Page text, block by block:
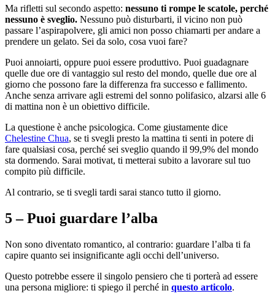
Ma rifletti sul secondo aspetto: nessuno ti rompe le scatole, perché
nessuno è sveglio. Nessuno può disturbarti, il vicino non può
passare l’aspirapolvere, gli amici non posso chiamarti per andare a
prendere un gelato. Sei da solo, cosa vuoi fare?
Puoi annoiarti, oppure puoi essere produttivo. Puoi guadagnare
quelle due ore di vantaggio sul resto del mondo, quelle due ore al
giorno che possono fare la differenza fra successo e fallimento.
Anche senza arrivare agli estremi del sonno polifasico, alzarsi alle 6
di mattina non è un obiettivo difficile.
La questione è anche psicologica. Come giustamente dice
Chelestine Chua, se ti svegli presto la mattina ti senti in potere di
fare qualsiasi cosa, perché sei sveglio quando il 99,9% del mondo
sta dormendo. Sarai motivat, ti metterai subito a lavorare sul tuo
compito più difficile.
Al contrario, se ti svegli tardi sarai stanco tutto il giorno.
5 – Puoi guardare l’alba
Non sono diventato romantico, al contrario: guardare l’alba ti fa
capire quanto sei insignificante agli occhi dell’universo.
Questo potrebbe essere il singolo pensiero che ti porterà ad essere
una persona migliore: ti spiego il perché in questo articolo.